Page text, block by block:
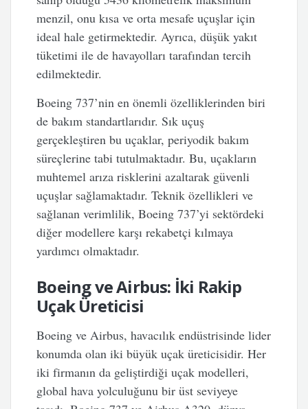
menzil, onu kısa ve orta mesafe uçuşlar için
ideal hale getirmektedir. Ayrıca, düşük yakıt
tüketimi ile de havayolları tarafından tercih
edilmektedir.
Boeing 737’nin en önemli özelliklerinden biri
de bakım standartlarıdır. Sık uçuş
gerçekleştiren bu uçaklar, periyodik bakım
süreçlerine tabi tutulmaktadır. Bu, uçakların
muhtemel arıza risklerini azaltarak güvenli
uçuşlar sağlamaktadır. Teknik özellikleri ve
sağlanan verimlilik, Boeing 737’yi sektördeki
diğer modellere karşı rekabetçi kılmaya
yardımcı olmaktadır.
Boeing ve Airbus: İki Rakip
Uçak Üreticisi
Boeing ve Airbus, havacılık endüstrisinde lider
konumda olan iki büyük uçak üreticisidir. Her
iki firmanın da geliştirdiği uçak modelleri,
global hava yolculuğunu bir üst seviyeye